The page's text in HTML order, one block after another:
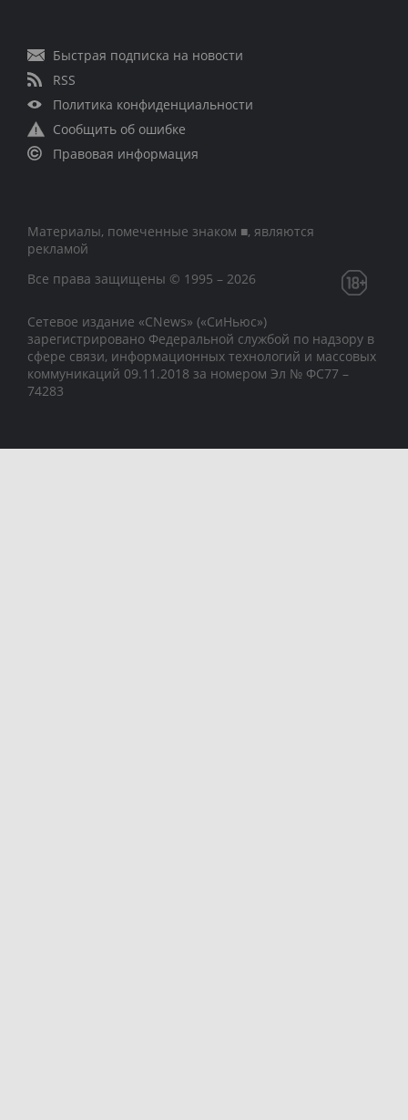
Быстрая подписка на новости
RSS
Политика конфиденциальности
Сообщить об ошибке
Правовая информация
Материалы, помеченные знаком ■, являются
рекламой
Все права защищены © 1995 – 2026
Сетевое издание «CNews» («СиНьюс»)
зарегистрировано Федеральной службой по надзору в
сфере связи, информационных технологий и массовых
коммуникаций 09.11.2018 за номером Эл № ФС77 –
74283